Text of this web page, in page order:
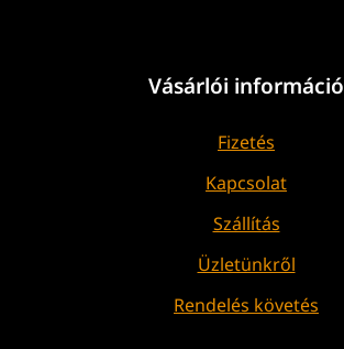
Vásárlói információ
Fizetés
Kapcsolat
Szállítás
Üzletünkről
Rendelés követés